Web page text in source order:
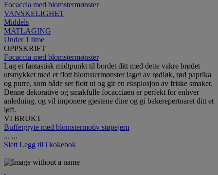
Focaccia med blomstermønster
VANSKELIGHET
Middels
MATLAGING
Under 1 time
OPPSKRIFT
Focaccia med blomstermønster
Lag et fantastisk midtpunkt til bordet ditt med dette vakre brødet
utsmykket med et flott blomstermønster laget av rødløk, rød paprika
og purre, som både ser flott ut og gir en eksplosjon av friske smaker.
Denne dekorative og smakfulle focacciaen er perfekt for enhver
anledning, og vil imponere gjestene dine og gi bakerepertoaret ditt et
løft.
VI BRUKT
Buffetgryte med blomstermotiv støpejern
... ...
Slett Legg til i kokebok